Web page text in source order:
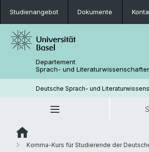
Studienangebot Dokumente
Departement
Sprach- und
Deutsche Sprach- und
Komma-Kurs für Studierende der